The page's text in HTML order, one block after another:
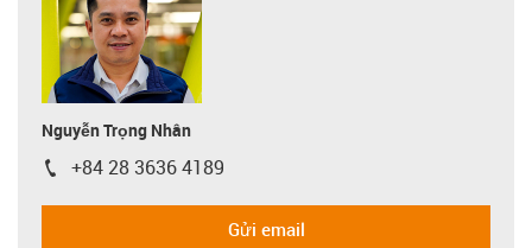
Nguyễn Trọng Nhân
igus-icon-phone
+84 28 3636 4189
Gửi email